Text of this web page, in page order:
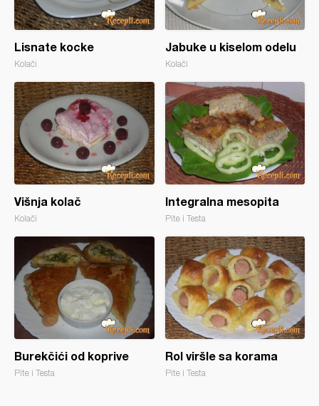
Lisnate kocke
Kolači
Jabuke u kiselom odelu
Kolači
Višnja kolač
Kolači
Integralna mesopita
Pite i Testa
Burekčići od koprive
Pite i Testa
Rol viršle sa korama
Pite i Testa